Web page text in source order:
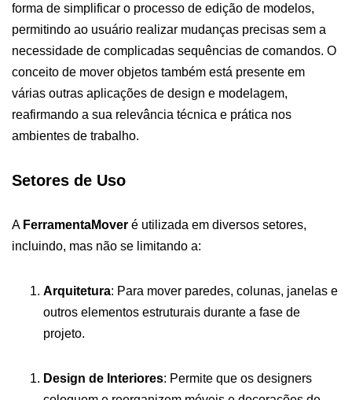
forma de simplificar o processo de edição de modelos,
permitindo ao usuário realizar mudanças precisas sem a
necessidade de complicadas sequências de comandos. O
conceito de mover objetos também está presente em
várias outras aplicações de design e modelagem,
reafirmando a sua relevância técnica e prática nos
ambientes de trabalho.
Setores de Uso
A FerramentaMover é utilizada em diversos setores,
incluindo, mas não se limitando a:
Arquitetura: Para mover paredes, colunas, janelas e
outros elementos estruturais durante a fase de
projeto.
Design de Interiores: Permite que os designers